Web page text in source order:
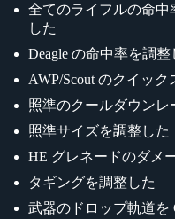
全てのライフルの命中
した
Deagle の命中率を調整
AWP/Scout のクイッ
照準のクールダウンレ
照準サイズを調整した
HE グレネードのダメ
タギングを調整した
武器のドロップ軌道を